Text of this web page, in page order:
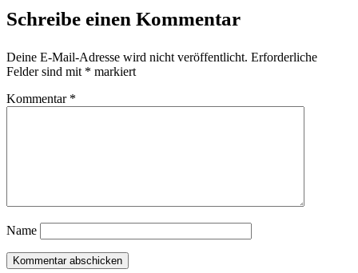
Schreibe einen Kommentar
Deine E-Mail-Adresse wird nicht veröffentlicht. Erforderliche
Felder sind mit * markiert
Kommentar *
Name